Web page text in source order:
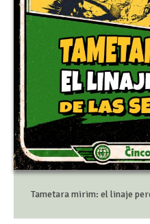
Tametara mirim: el linaje